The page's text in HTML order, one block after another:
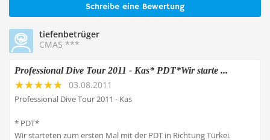
Schreibe eine Bewertung
tiefenbetrüger
CMAS ***
Professional Dive Tour 2011 - Kas* PDT*Wir starte ...
03.08.2011
Professional Dive Tour 2011 - Kas
* PDT*
Wir starteten zum ersten Mal mit der PDT in Richtung Türkei.